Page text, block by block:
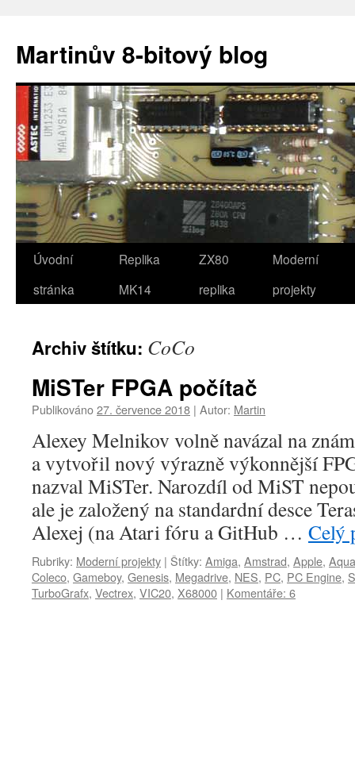
obsahu
webu
Martinův 8-bitový blog
Úvodní
stránka
Replika
MK14
ZX80
replika
Moderní
projekty
Archiv štítku: CoCo
MiSTer FPGA počítač
Publikováno27. července 2018 | Autor: Martin
Alexey Melnikov volně navázal na
a vytvořil nový výrazně výkonnější
nazval MiSTer. Narozdíl od MiST
ale je založený na standardní desce
Alexej (na Atari fóru a GitHub … Celý
Rubriky: Moderní projekty | Štítky: Amiga, Amstrad, Apple,
Coleco, Gameboy, Genesis, Megadrive, NES, PC, PC Engine,
TurboGrafx, Vectrex, VIC20, X68000 | Komentáře: 6